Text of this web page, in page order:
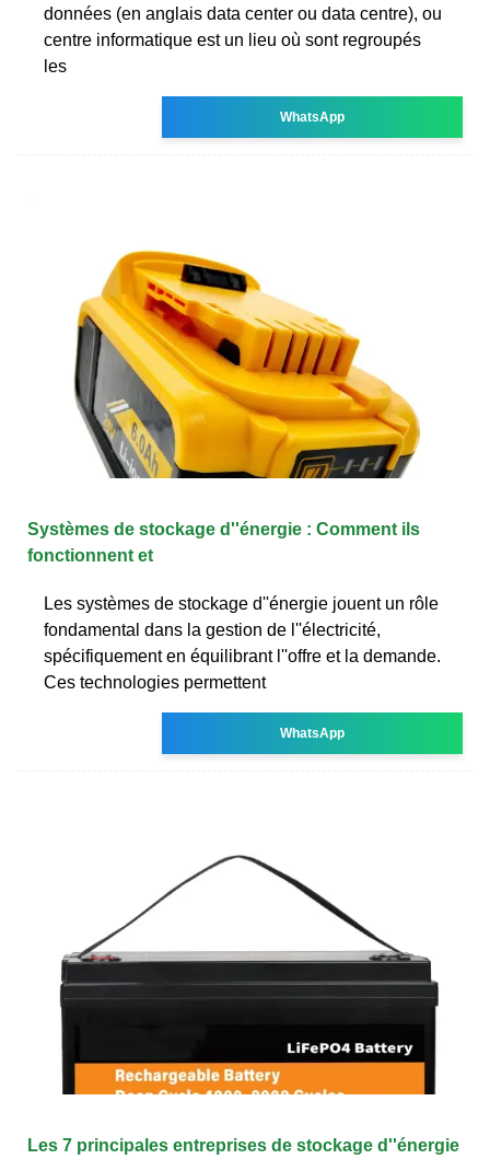
données (en anglais data center ou data centre), ou
centre informatique est un lieu où sont regroupés
les
WhatsApp
Systèmes de stockage d''énergie : Comment ils
fonctionnent et
Les systèmes de stockage d''énergie jouent un rôle
fondamental dans la gestion de l''électricité,
spécifiquement en équilibrant l''offre et la demande.
Ces technologies permettent
WhatsApp
Les 7 principales entreprises de stockage d''énergie